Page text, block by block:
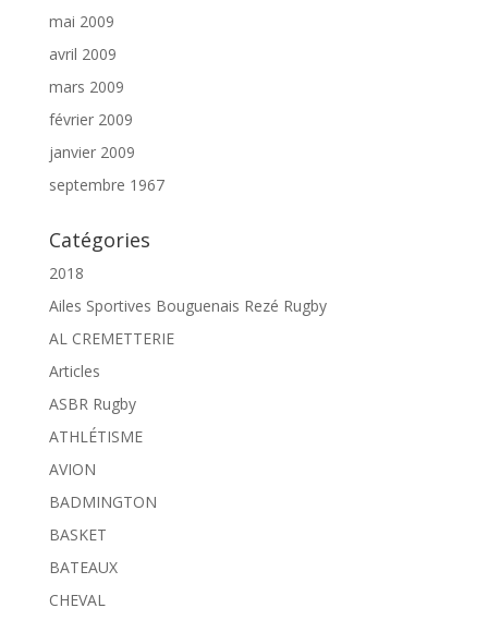
mai 2009
avril 2009
mars 2009
février 2009
janvier 2009
septembre 1967
Catégories
2018
Ailes Sportives Bouguenais Rezé Rugby
AL CREMETTERIE
Articles
ASBR Rugby
ATHLÉTISME
AVION
BADMINGTON
BASKET
BATEAUX
CHEVAL